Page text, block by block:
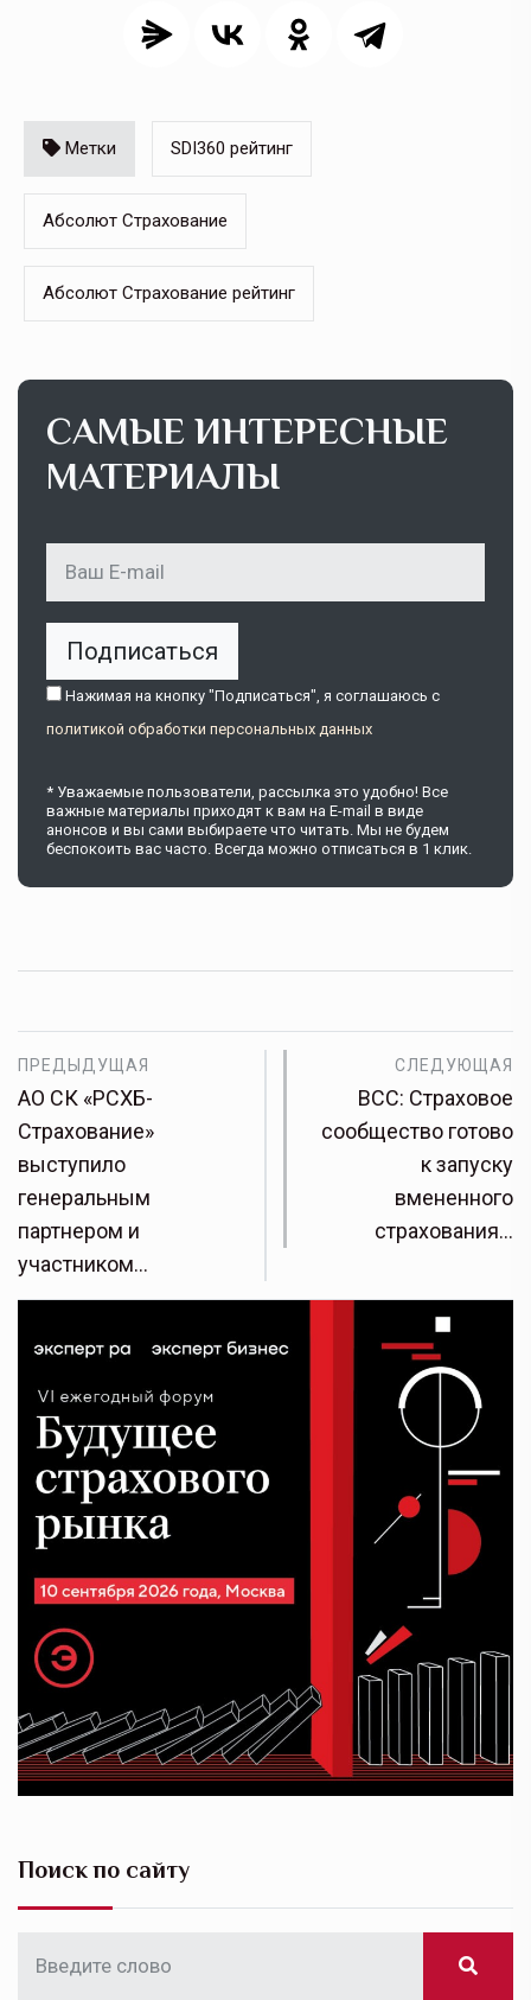
Метки SDI360 рейтинг
Абсолют Страхование
Абсолют Страхование рейтинг
САМЫЕ ИНТЕРЕСНЫЕ
МАТЕРИАЛЫ
Подписаться
Нажимая на кнопку "Подписаться", я соглашаюсь c
политикой обработки персональных данных
* Уважаемые пользователи, рассылка это удобно! Все
важные материалы приходят к вам на E-mail в виде
анонсов и вы сами выбираете что читать. Мы не будем
беспокоить вас часто. Всегда можно отписаться в 1 клик.
ПРЕДЫДУЩАЯ
АО СК «РСХБ-
Страхование»
выступило
генеральным
партнером и
участником…
СЛЕДУЮЩАЯ
ВСС: Страховое
сообщество готово
к запуску
вмененного
страхования…
Поиск по сайту